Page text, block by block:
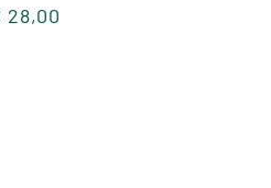
28,00